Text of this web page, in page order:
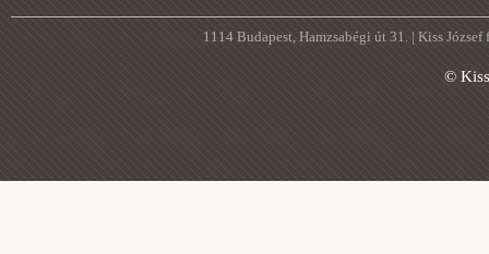
1114 Budapest, Hamzsabégi út 31. | Kiss
©